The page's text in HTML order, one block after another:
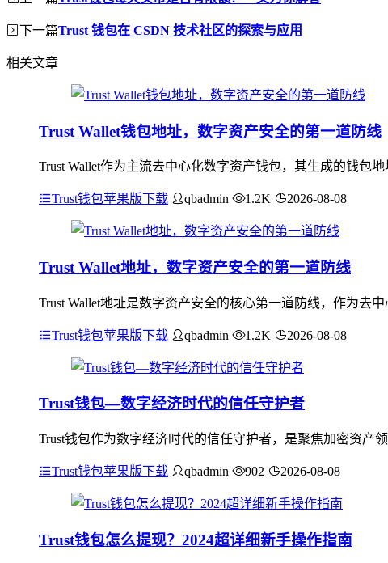
下一篇Trust 钱包在 CSDN 技术社区的探索与应用
相关文章
Trust Wallet钱包地址，数字资产安全的第一道防线
Trust Wallet作为主流去中心化数字资产钱包，其生成的钱包
Trust钱包苹果版下载 qbadmin 1.2K 2026-08-08
Trust Wallet地址，数字资产安全的第一道防线
Trust Wallet地址是数字资产安全的核心第一道防线，作为去
Trust钱包苹果版下载 qbadmin 1.2K 2026-08-08
Trust钱包—数字经济时代的信任守护者
Trust钱包作为数字经济时代的信任守护者，是聚焦加密资产
Trust钱包苹果版下载 qbadmin 902 2026-08-08
Trust钱包怎么提现？2024超详细新手操作指南